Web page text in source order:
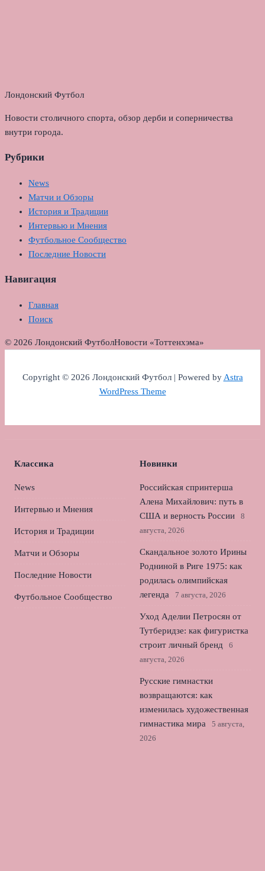
Лондонский Футбол
Новости столичного спорта, обзор дерби и соперничества
внутри города.
Рубрики
News
Матчи и Обзоры
История и Традиции
Интервью и Мнения
Футбольное Сообщество
Последние Новости
Навигация
Главная
Поиск
© 2026 Лондонский ФутболНовости «Тоттенхэма»
Copyright © 2026 Лондонский Футбол | Powered byAstra
WordPress Theme
Классика
News
Интервью и Мнения
История и Традиции
Матчи и Обзоры
Последние Новости
Футбольное Сообщество
Новинки
Российская спринтерша
Алена Михайлович: путь в
США и верность России
8
августа, 2026
Скандальное золото Ирины
Родниной в Риге 1975: как
родилась олимпийская
легенда
7 августа, 2026
Уход Аделии Петросян от
Тутберидзе: как фигуристка
строит личный бренд
6
августа, 2026
Русские гимнастки
возвращаются: как
изменилась художественная
гимнастика мира
5 августа,
2026